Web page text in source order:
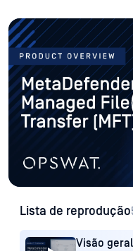
Lista de reprodução
Visão